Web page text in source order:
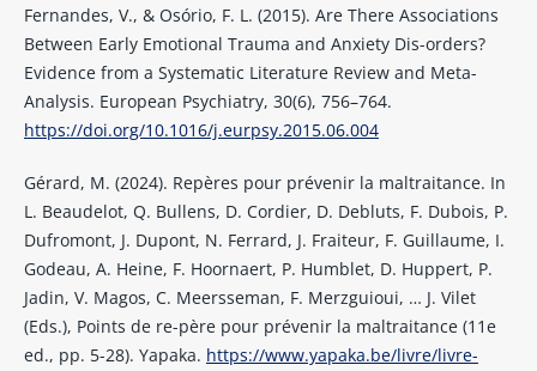
Fernandes, V., & Osório, F. L. (2015). Are There Associations
Between Early Emotional Trauma and Anxiety Dis-orders?
Evidence from a Systematic Literature Review and Meta-
Analysis. European Psychiatry, 30(6), 756–764.
https://doi.org/10.1016/j.eurpsy.2015.06.004
Gérard, M. (2024). Repères pour prévenir la maltraitance. In
L. Beaudelot, Q. Bullens, D. Cordier, D. Debluts, F. Dubois, P.
Dufromont, J. Dupont, N. Ferrard, J. Fraiteur, F. Guillaume, I.
Godeau, A. Heine, F. Hoornaert, P. Humblet, D. Huppert, P.
Jadin, V. Magos, C. Meersseman, F. Merzguioui, … J. Vilet
(Eds.), Points de re-père pour prévenir la maltraitance (11e
ed., pp. 5-28). Yapaka. https://www.yapaka.be/livre/livre-